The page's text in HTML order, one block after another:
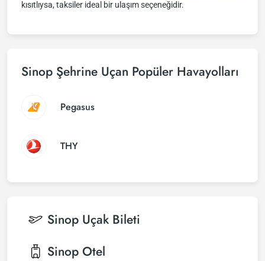
kısıtlıysa, taksiler ideal bir ulaşım seçeneğidir.
Sinop Şehrine Uçan Popüler Havayolları
Pegasus
THY
Sinop Uçak Bileti
Sinop Otel